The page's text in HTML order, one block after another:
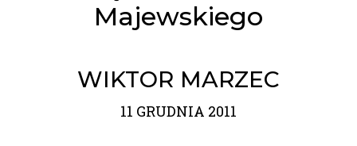
Majewskiego
WIKTOR MARZEC
11 GRUDNIA 2011